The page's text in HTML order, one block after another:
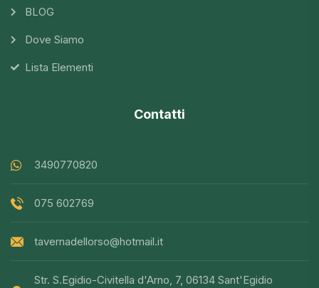
BLOG
Dove Siamo
Lista Elementi
Contatti
3490770820
075 602769
tavernadellorso@hotmail.it
Str. S.Egidio-Civitella d'Arno, 7, 06134 Sant'Egidio